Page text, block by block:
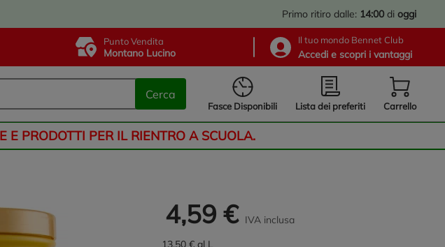
Primo ritiro dalle: 14:00 di oggi
Punto Vendita
Montano Lucino
Il tuo mondo Bennet Club
Accedi e scopri i vantaggi
Cerca
Fasce Disponibili Lista dei preferiti Carrello
E PRODOTTI PER IL RIENTRO A SCUOLA.
4,59 € IVA inclusa
13,50 € al L